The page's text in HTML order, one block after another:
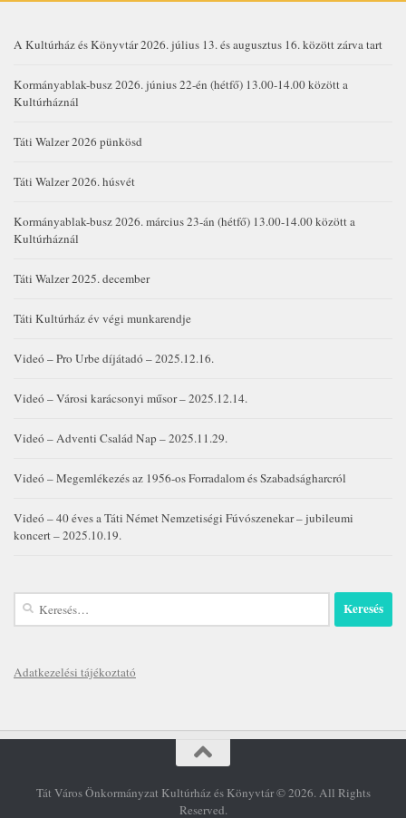
A Kultúrház és Könyvtár 2026. július 13. és augusztus 16. között zárva tart
Kormányablak-busz 2026. június 22-én (hétfő) 13.00-14.00 között a
Kultúrháznál
Táti Walzer 2026 pünkösd
Táti Walzer 2026. húsvét
Kormányablak-busz 2026. március 23-án (hétfő) 13.00-14.00 között a
Kultúrháznál
Táti Walzer 2025. december
Táti Kultúrház év végi munkarendje
Videó – Pro Urbe díjátadó – 2025.12.16.
Videó – Városi karácsonyi műsor – 2025.12.14.
Videó – Adventi Család Nap – 2025.11.29.
Videó – Megemlékezés az 1956-os Forradalom és Szabadságharcról
Videó – 40 éves a Táti Német Nemzetiségi Fúvószenekar – jubileumi
koncert – 2025.10.19.
Keresés:
Adatkezelési tájékoztató
Tát Város Önkormányzat Kultúrház és Könyvtár © 2026. All Rights
Reserved.